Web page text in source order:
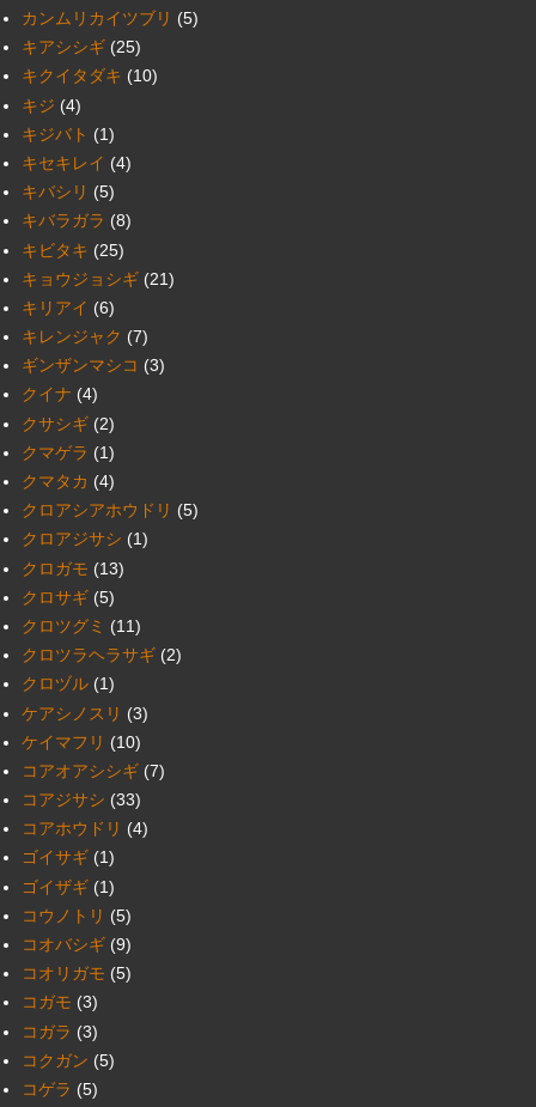
カンムリカイツブリ (5)
キアシシギ (25)
キクイタダキ (10)
キジ (4)
キジバト (1)
キセキレイ (4)
キバシリ (5)
キバラガラ (8)
キビタキ (25)
キョウジョシギ (21)
キリアイ (6)
キレンジャク (7)
ギンザンマシコ (3)
クイナ (4)
クサシギ (2)
クマゲラ (1)
クマタカ (4)
クロアシアホウドリ (5)
クロアジサシ (1)
クロガモ (13)
クロサギ (5)
クロツグミ (11)
クロツラヘラサギ (2)
クロヅル (1)
ケアシノスリ (3)
ケイマフリ (10)
コアオアシシギ (7)
コアジサシ (33)
コアホウドリ (4)
ゴイサギ (1)
ゴイザギ (1)
コウノトリ (5)
コオバシギ (9)
コオリガモ (5)
コガモ (3)
コガラ (3)
コクガン (5)
コゲラ (5)